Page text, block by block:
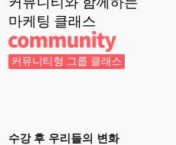
마케팅 클래스
커뮤니티형 그룹 클래스
수강 후 우리들의 변화